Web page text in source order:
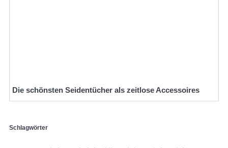
Die schönsten Seidentücher als zeitlose Accessoires
Schlagwörter